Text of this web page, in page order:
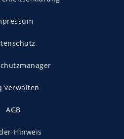
verwalten
AGB
Hinweis